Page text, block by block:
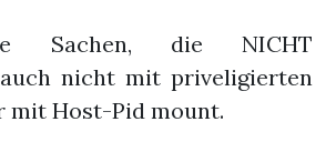
Sachen, die NICHT
nicht mit priveligierten
mit Host-Pid mount.